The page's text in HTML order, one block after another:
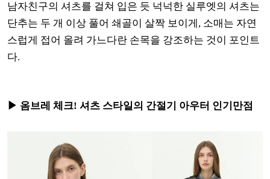
남자친구의 셔츠를 걸쳐 입은 듯 넉넉한 실루엣의 셔츠는
단추는 두 개 이상 풀어 쇄골이 살짝 보이게, 소매는 자연
스럽게 접어 올려 가느다란 손목을 강조하는 것이 포인트
다.
▶ 옴브레 체크! 셔츠 스타일의 간절기 아우터 인기만점